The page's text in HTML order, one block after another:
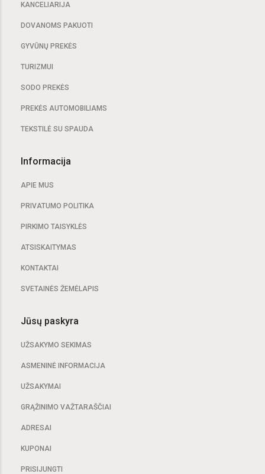
KANCELIARIJA
DOVANOMS PAKUOTI
GYVŪNŲ PREKĖS
TURIZMUI
SODO PREKĖS
PREKĖS AUTOMOBILIAMS
TEKSTILĖ SU SPAUDA
Informacija
APIE MUS
PRIVATUMO POLITIKA
PIRKIMO TAISYKLĖS
ATSISKAITYMAS
KONTAKTAI
SVETAINĖS ŽEMĖLAPIS
Jūsų paskyra
UŽSAKYMO SEKIMAS
ASMENINĖ INFORMACIJA
UŽSAKYMAI
GRĄŽINIMO VAŽTARAŠČIAI
ADRESAI
KUPONAI
PRISIJUNGTI